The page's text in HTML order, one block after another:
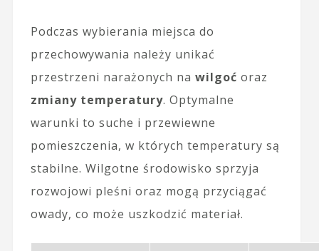
Podczas wybierania miejsca do
przechowywania należy unikać
przestrzeni narażonych na wilgoć oraz
zmiany temperatury. Optymalne
warunki to suche i przewiewne
pomieszczenia, w których temperatury są
stabilne. Wilgotne środowisko sprzyja
rozwojowi pleśni oraz mogą przyciągać
owady, co może uszkodzić materiał.